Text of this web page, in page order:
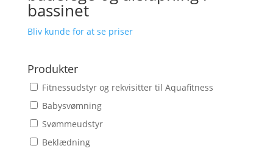
bassinet
Bliv kunde for at se priser
Produkter
Fitnessudstyr og rekvisitter til Aquafitness
Babysvømning
Svømmeudstyr
Beklædning